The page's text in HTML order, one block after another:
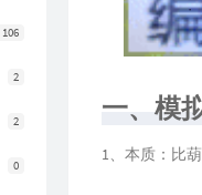
106
2
2
0
一、模
1、本质：比